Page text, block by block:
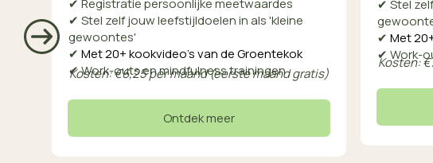
✔ Registratie persoonlijke meetwaardes
✔ Stel zelf jouw leefstijldoelen in als 'kleine
gewoontes'
✔ Met 20+ kookvideo’s van de Groentekok
✔Work-outs en mindfulness trainingen
Kosten: €6,25 per maand (eerste maand gratis)
Ontdek meer
✔ Stel
✔ Met
✔ Work-
Kosten: